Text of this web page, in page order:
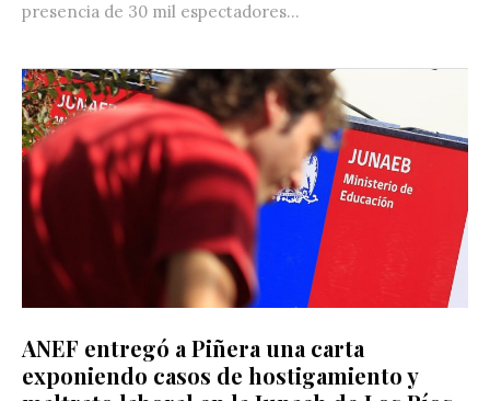
presencia de 30 mil espectadores...
ANEF entregó a Piñera una carta
exponiendo casos de hostigamiento y